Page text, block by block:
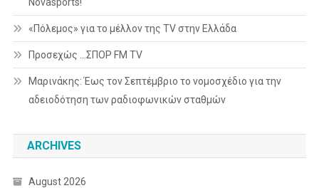
«Πόλεμος» για το μέλλον της TV στην Ελλάδα
Προσεχώς …ΣΠΟΡ FM TV
Μαρινάκης: Έως τον Σεπτέμβριο το νομοσχέδιο για την
αδειοδότηση των ραδιοφωνικών σταθμών
ARCHIVES
August 2026